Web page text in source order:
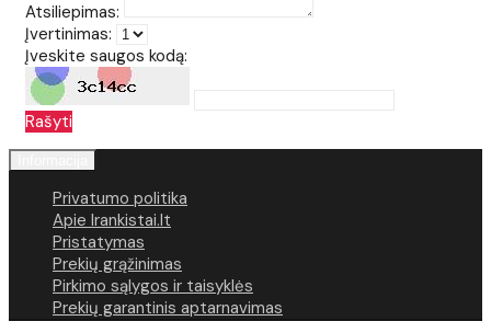
Atsiliepimas:
Įvertinimas:
Įveskite saugos kodą:
Rašyti
Privatumo politika
Apie Irankistai.lt
Pristatymas
Prekių grąžinimas
Pirkimo sąlygos ir taisyklės
Prekių garantinis aptarnavimas